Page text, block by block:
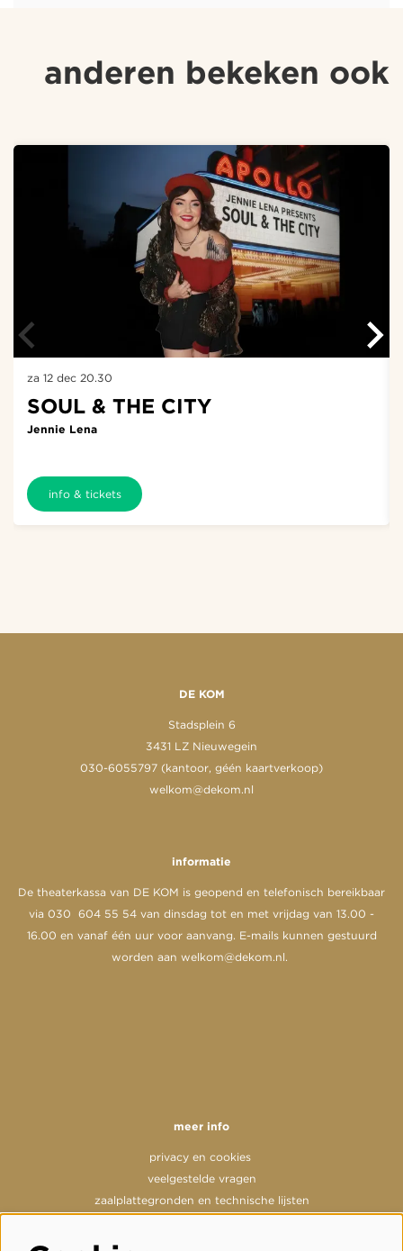
anderen bekeken ook
SOUL & THE CITY
Jennie Lena
za 12 dec 20.30
info & tickets
DE KOM
Stadsplein 6
3431 LZ Nieuwegein
030-6055797 (kantoor, géén kaartverkoop)
welkom@dekom.nl
informatie
De theaterkassa van DE KOM is geopend en telefonisch bereikbaar
via 030 604 55 54 van dinsdag tot en met vrijdag van 13.00 -
16.00 en vanaf één uur voor aanvang. E-mails kunnen gestuurd
worden aan welkom@dekom.nl.
meer info
privacy en cookies
veelgestelde vragen
zaalplattegronden en technische lijsten